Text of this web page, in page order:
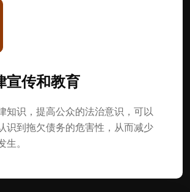
宣传和教育
知识，提高公众的法治意识，可以
识到拖欠债务的危害性，从而减少
。